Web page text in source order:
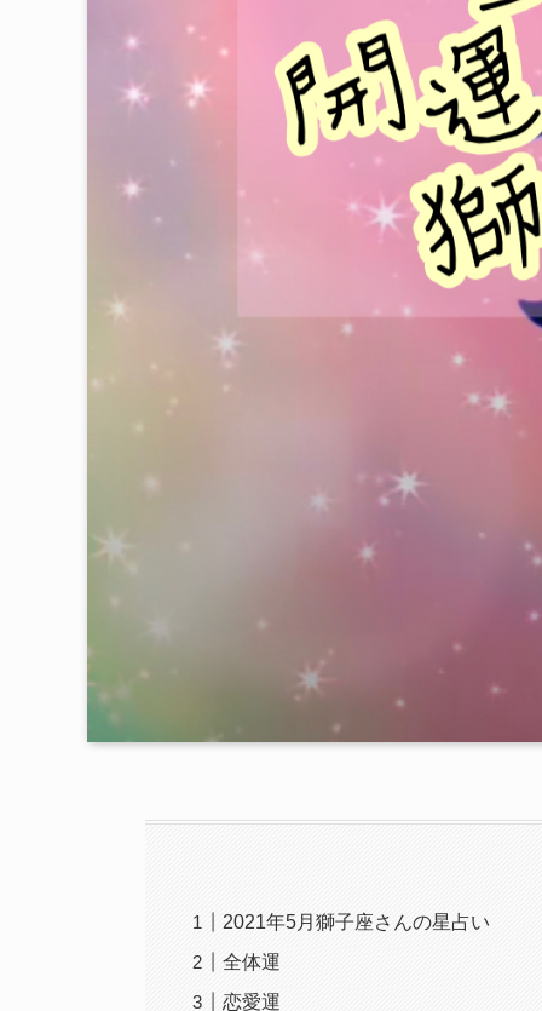
2021年5月獅子座さんの星占い
全体運
恋愛運